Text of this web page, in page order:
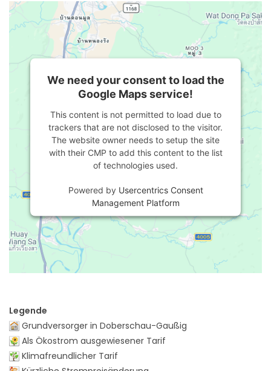
We need your consent to load the
Google Maps service!
This content is not permitted to load due to
trackers that are not disclosed to the visitor.
The website owner needs to setup the site
with their CMP to add this content to the list
of technologies used.
Powered by Usercentrics Consent
Management Platform
Legende
Grundversorger in Doberschau-Gaußig
Als Ökostrom ausgewiesener Tarif
Klimafreundlicher Tarif